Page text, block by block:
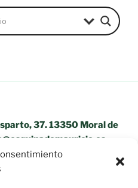
37. 13350 Moral de